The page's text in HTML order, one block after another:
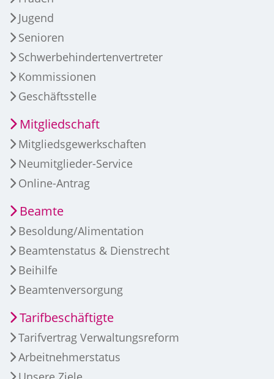
Jugend
Senioren
Schwerbehindertenvertreter
Kommissionen
Geschäftsstelle
Mitgliedschaft
Mitgliedsgewerkschaften
Neumitglieder-Service
Online-Antrag
Beamte
Besoldung/Alimentation
Beamtenstatus & Dienstrecht
Beihilfe
Beamtenversorgung
Tarifbeschäftigte
Tarifvertrag Verwaltungsreform
Arbeitnehmerstatus